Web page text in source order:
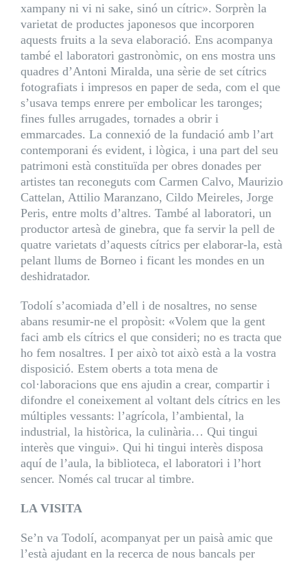
xampany ni vi ni sake, sinó un cítric». Sorprèn la
varietat de productes japonesos que incorporen
aquests fruits a la seva elaboració. Ens acompanya
també el laboratori gastronòmic, on ens mostra uns
quadres d’Antoni Miralda, una sèrie de set cítrics
fotografiats i impresos en paper de seda, com el que
s’usava temps enrere per embolicar les taronges;
fines fulles arrugades, tornades a obrir i
emmarcades. La connexió de la fundació amb l’art
contemporani és evident, i lògica, i una part del seu
patrimoni està constituïda per obres donades per
artistes tan reconeguts com Carmen Calvo, Maurizio
Cattelan, Attilio Maranzano, Cildo Meireles, Jorge
Peris, entre molts d’altres. També al laboratori, un
productor artesà de ginebra, que fa servir la pell de
quatre varietats d’aquests cítrics per elaborar-la, està
pelant llums de Borneo i ficant les mondes en un
deshidratador.
Todolí s’acomiada d’ell i de nosaltres, no sense
abans resumir-ne el propòsit: «Volem que la gent
faci amb els cítrics el que consideri; no es tracta que
ho fem nosaltres. I per això tot això està a la vostra
disposició. Estem oberts a tota mena de
col·laboracions que ens ajudin a crear, compartir i
difondre el coneixement al voltant dels cítrics en les
múltiples vessants: l’agrícola, l’ambiental, la
industrial, la històrica, la culinària… Qui tingui
interès que vingui». Qui hi tingui interès disposa
aquí de l’aula, la biblioteca, el laboratori i l’hort
sencer. Només cal trucar al timbre.
LA VISITA
Se’n va Todolí, acompanyat per un paisà amic que
l’està ajudant en la recerca de nous bancals per